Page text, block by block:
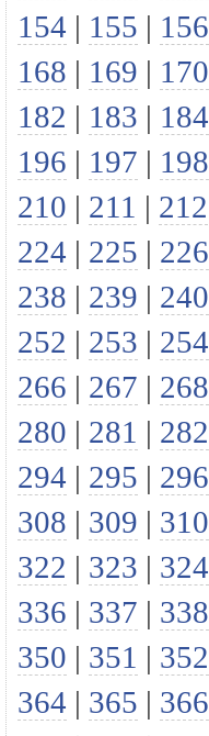
154 | 155 | 156
168 | 169 | 170
182 | 183 | 184
196 | 197 | 198
210 | 211 | 212
224 | 225 | 226
238 | 239 | 240
252 | 253 | 254
266 | 267 | 268
280 | 281 | 282
294 | 295 | 296
308 | 309 | 310
322 | 323 | 324
336 | 337 | 338
350 | 351 | 352
364 | 365 | 366